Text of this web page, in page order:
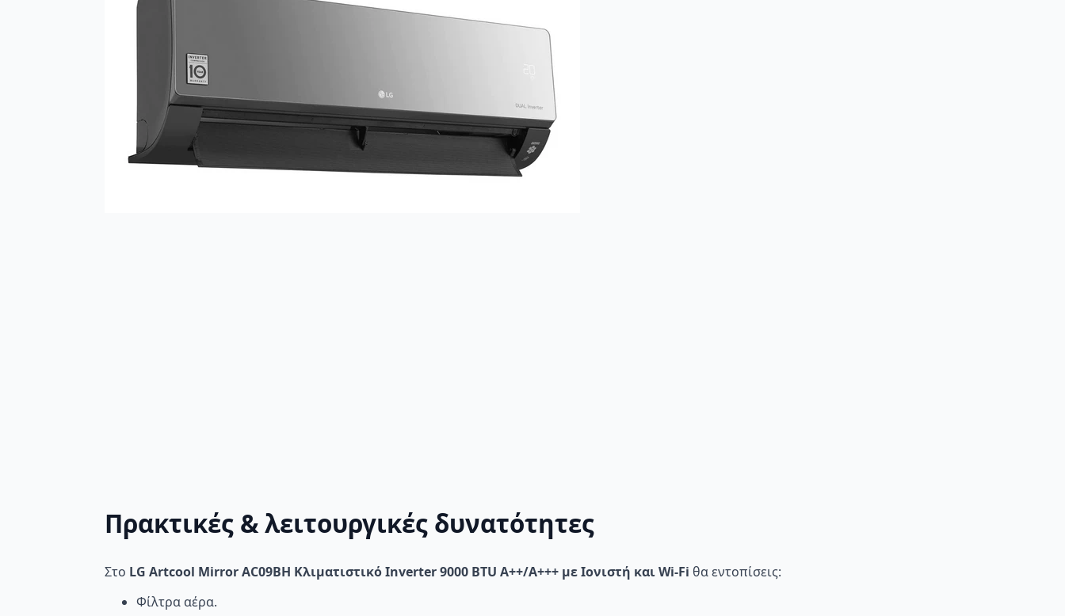
Πρακτικές & λειτουργικές δυνατότητες
Στο LG Artcool Mirror AC09BH Κλιματιστικό Inverter 9000 BTU A++/A+++ με Ιονιστή και Wi-Fi θα εντοπίσεις:
Φίλτρα αέρα.